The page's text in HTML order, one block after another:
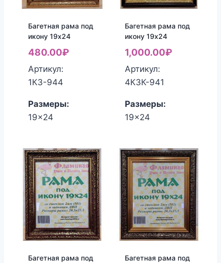
Багетная рама под
икону 19х24
480.00₽
Артикул:
1КЗ-944
Размеры:
19x24
Багетная рама под
икону 19х24
1,000.00₽
Артикул:
4КЗК-941
Размеры:
19x24
Багетная рама под
Багетная рама под